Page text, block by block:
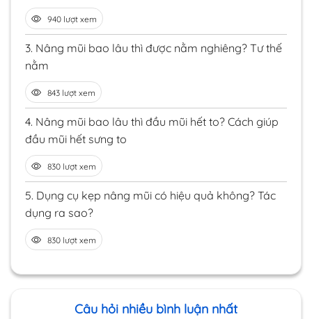
940 lượt xem
3. Nâng mũi bao lâu thì được nằm nghiêng? Tư thế
nằm
843 lượt xem
4. Nâng mũi bao lâu thì đầu mũi hết to? Cách giúp
đầu mũi hết sưng to
830 lượt xem
5. Dụng cụ kẹp nâng mũi có hiệu quả không? Tác
dụng ra sao?
830 lượt xem
Câu hỏi nhiều bình luận nhất